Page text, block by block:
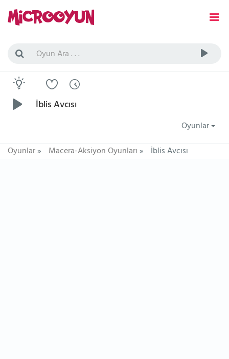
İblis Avcısı
Oyunlar
Oyunlar» Macera-Aksiyon Oyunları» İblis Avcısı